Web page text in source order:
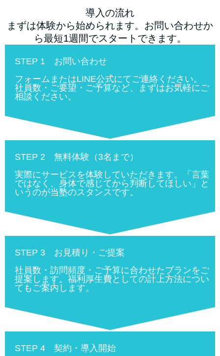
導入の流れ
まずは体験から始められます。お問い合わせか
ら最短1週間でスタートできます。
STEP 1 お問い合わせ
フォームまたはLINE公式にてご連絡ください。
社員数・ご要望・ご予算など、まずはお気軽にご
相談ください。
STEP 2 無料体験（3名まで）
実際にサービスを体験していただきます。「言葉
ではなく、身体で感じてから判断してほしい」と
いうのが当塾のスタンスです。
STEP 3 お見積り・ご提案
社員数・訪問頻度・ご予算に合わせたプランをご
提案します。福利厚生費としての計上方法につい
てもご案内します。
STEP 4 契約・導入開始